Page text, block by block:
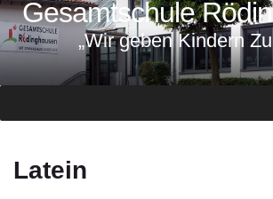
springen
Gesamtschule
„Wir geben Kindern
Latein